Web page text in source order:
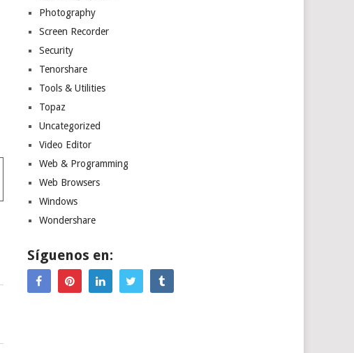
Photography
Screen Recorder
Security
Tenorshare
Tools & Utilities
Topaz
Uncategorized
Video Editor
Web & Programming
Web Browsers
Windows
Wondershare
Síguenos en: